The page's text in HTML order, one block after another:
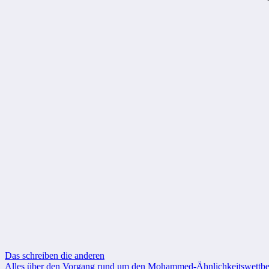
Beitragsnavigation
Das schreiben die anderen
Alles über den Vorgang rund um den Mohammed-